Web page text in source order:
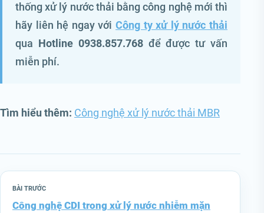
thống xử lý nước thải bằng công nghệ mới thì
hãy liên hệ ngay với Công ty xử lý nước thải
qua Hotline 0938.857.768để được tư vấn
miễn phí.
Tìm hiểu thêm: Công nghệ xử lý nước thải MBR
BÀI TRƯỚC
Công nghệ CDI trong xử lý nước nhiễm mặn